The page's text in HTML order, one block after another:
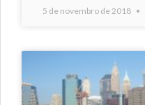
5 de novembro de 2018